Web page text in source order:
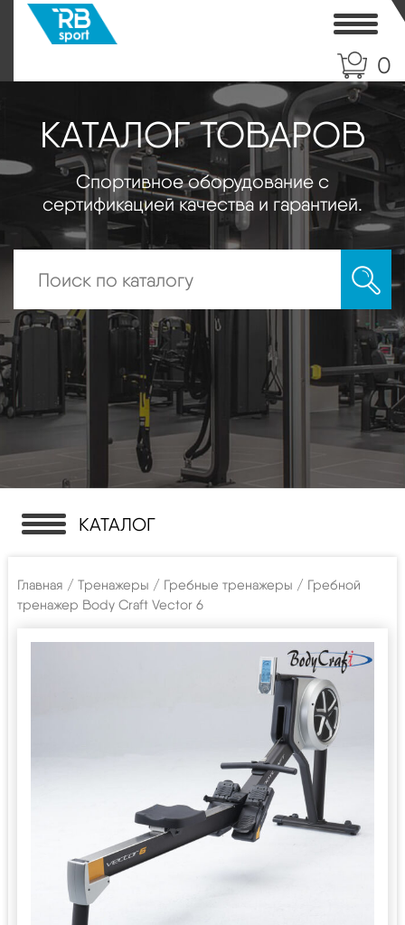
0
КАТАЛОГ ТОВАРОВ
Спортивное оборудование с
сертификацией качества и гарантией.
КАТАЛОГ
Главная / Тренажеры / Гребные тренажеры / Гребной
тренажер Body Craft Vector 6